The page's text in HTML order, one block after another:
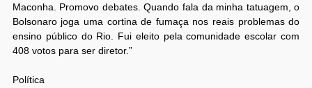
Maconha. Promovo debates. Quando fala da minha tatuagem, o
Bolsonaro joga uma cortina de fumaça nos reais problemas do
ensino público do Rio. Fui eleito pela comunidade escolar com
408 votos para ser diretor.”
Política